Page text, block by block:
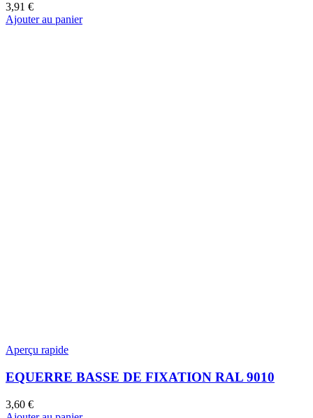
3,91 €
Ajouter au panier
Aperçu rapide
EQUERRE BASSE DE FIXATION RAL 9010
3,60 €